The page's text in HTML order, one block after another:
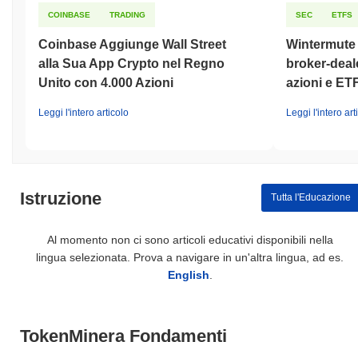
COINBASE TRADING
Coinbase Aggiunge Wall Street
alla Sua App Crypto nel Regno
Unito con 4.000 Azioni
Leggi l'intero articolo
SEC ETFS
broker-
azioni e
Leggi l'intero
Istruzione Tutta l'Educazione
Al momento non ci sono articoli educativi disponibili nella
lingua selezionata. Prova a navigare in un'altra lingua, ad es.
English
TokenMinera Fondamenti